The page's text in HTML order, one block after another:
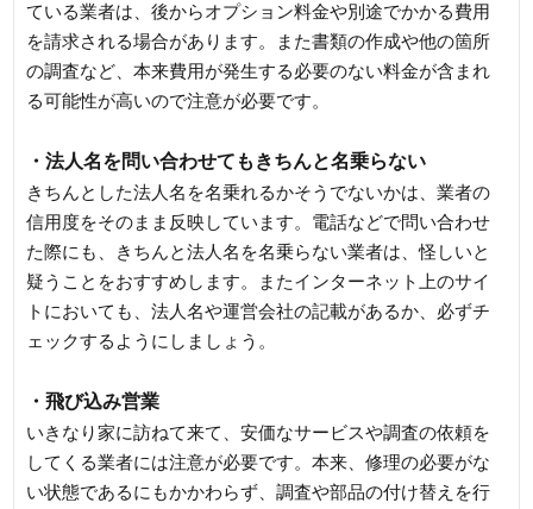
ている業者は、後からオプション料金や別途でかかる費用
を請求される場合があります。また書類の作成や他の箇所
の調査など、本来費用が発生する必要のない料金が含まれ
る可能性が高いので注意が必要です。
・法人名を問い合わせてもきちんと名乗らない
きちんとした法人名を名乗れるかそうでないかは、業者の
信用度をそのまま反映しています。電話などで問い合わせ
た際にも、きちんと法人名を名乗らない業者は、怪しいと
疑うことをおすすめします。またインターネット上のサイ
トにおいても、法人名や運営会社の記載があるか、必ずチ
ェックするようにしましょう。
・飛び込み営業
いきなり家に訪ねて来て、安価なサービスや調査の依頼を
してくる業者には注意が必要です。本来、修理の必要がな
い状態であるにもかかわらず、調査や部品の付け替えを行